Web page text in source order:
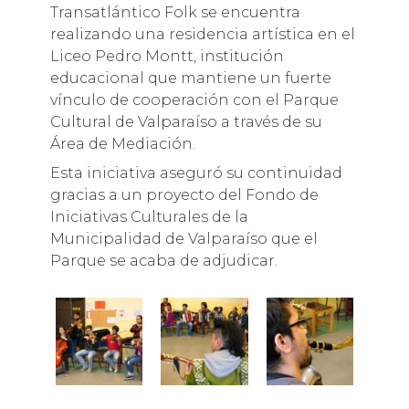
Transatlántico Folk se encuentra
realizando una residencia artística en el
Liceo Pedro Montt, institución
educacional que mantiene un fuerte
vínculo de cooperación con el Parque
Cultural de Valparaíso a través de su
Área de Mediación.
Esta iniciativa aseguró su continuidad
gracias a un proyecto del Fondo de
Iniciativas Culturales de la
Municipalidad de Valparaíso que el
Parque se acaba de adjudicar.